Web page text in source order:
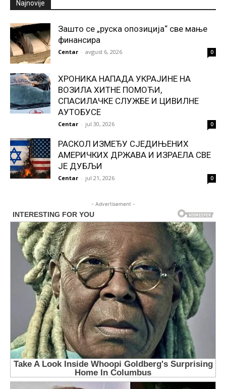
Najnovije
Зашто се „руска опозиција“ све мање
финансира
Centar - avgust 6, 2026 0
ХРОНИКА НАПАДА УКРАЈИНЕ НА
ВОЗИЛА ХИТНЕ ПОМОЋИ,
СПАСИЛАЧКЕ СЛУЖБЕ И ЦИВИЛНЕ
АУТОБУСЕ
Centar - jul 30, 2026 0
РАСКОЛ ИЗМЕЂУ СЈЕДИЊЕНИХ
АМЕРИЧКИХ ДРЖАВА И ИЗРАЕЛА СВЕ
ЈЕ ДУБЉИ
Centar - jul 21, 2026 0
- Advertisement -